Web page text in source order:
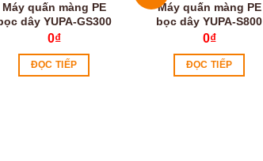
Máy quấn màng PE
dây YUPA-GS300
0₫
ĐỌC TIẾP
Máy quấn màng PE
bọc dây YUPA-S800
0₫
ĐỌC TIẾP